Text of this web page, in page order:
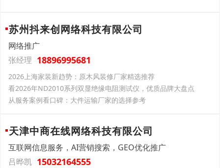
苏州抖来创网络科技有限公司
网络推广
张经理 18896995681
2026上海家装新趋势：原木风装修厂家精选推荐
看2026年ND2010系列双显绝缘电阻测试仪，优质品牌大盘点
从服务案例看口碑：大件运输厂家的选择参考
天津中商在线网络科技有限公司
互联网信息服务，AI营销搜索，GEO优化推广
吕晔凯 15032164555